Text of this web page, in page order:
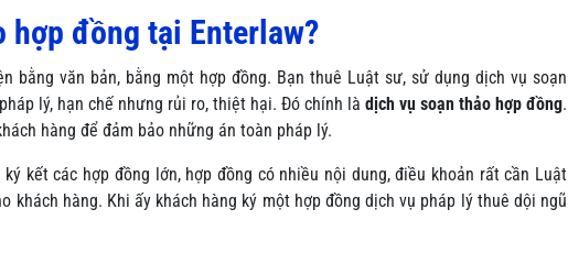
hợp đồng tại Enterlaw?
bằng văn bản, bằng một hợp đồng. Bạn thuê Luật sư, sử dụng dịch vụ soạn
lý, hạn chế nhưng rủi ro, thiệt hại. Đó chính là dịch vụ soạn thảo hợp đồng.
hàng để đảm bảo những án toàn pháp lý.
kết các hợp đồng lớn, hợp đồng có nhiều nội dung, điều khoản rất cần Luật
khách hàng. Khi ấy khách hàng ký một hợp đồng dịch vụ pháp lý thuê dội ngũ